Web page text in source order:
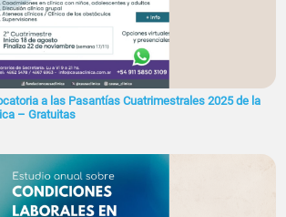
a las Pasantías Cuatrimestrales 2025 de la
– Gratuitas